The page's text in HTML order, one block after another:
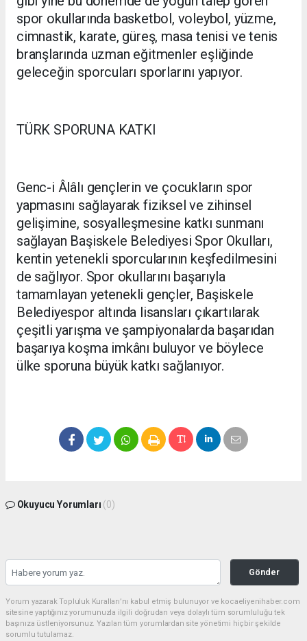
spor okullarında basketbol, voleybol, yüzme,
cimnastik, karate, güreş, masa tenisi ve tenis
branşlarında uzman eğitmenler eşliğinde
geleceğin sporcuları sporlarını yapıyor.
TÜRK SPORUNA KATKI
Genc-i Âlâlı gençlerin ve çocukların spor
yapmasını sağlayarak fiziksel ve zihinsel
gelişimine, sosyalleşmesine katkı sunmanı
sağlayan Başiskele Belediyesi Spor Okulları,
kentin yetenekli sporcularının keşfedilmesini
de sağlıyor. Spor okullarını başarıyla
tamamlayan yetenekli gençler, Başiskele
Belediyespor altında lisansları çıkartılarak
çeşitli yarışma ve şampiyonalarda başarıdan
başarıya koşma imkânı buluyor ve böylece
ülke sporuna büyük katkı sağlanıyor.
Okuyucu Yorumları (0)
Gönder
Yorum yazarak Topluluk Kuralları’nı kabul etmiş bulunuyor ve kocaeliyenihaber.com
sitesine yaptığınız yorumunuzla ilgili doğrudan veya dolaylı tüm sorumluluğu tek
başınıza üstleniyorsunuz. Yazılan tüm yorumlardan site yönetimi hiçbir şekilde
sorumlu tutulamaz.